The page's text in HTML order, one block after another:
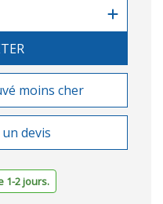
moins cher
devis
1-2 jours.